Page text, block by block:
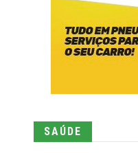
SAÚDE